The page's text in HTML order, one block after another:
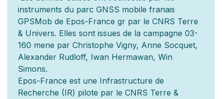
instruments du parc GNSS mobile franais
GPSMob de Epos-France gr par le CNRS Terre
& Univers. Elles sont issues de la campagne 03-
160 mene par Christophe Vigny, Anne Socquet,
Alexander Rudloff, Iwan Hermawan, Win
Simons.
Epos-France est une Infrastructure de
Recherche (IR) pilote par le CNRS Terre &